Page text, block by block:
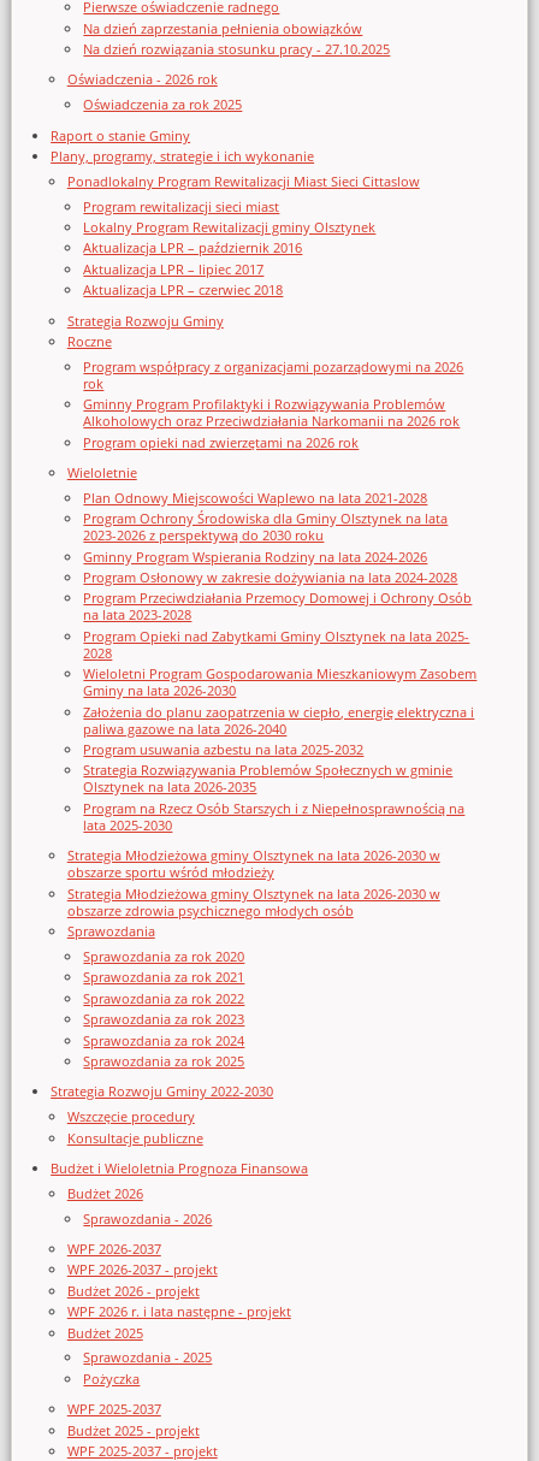
Pierwsze oświadczenie radnego
Na dzień zaprzestania pełnienia obowiązków
Na dzień rozwiązania stosunku pracy - 27.10.2025
Oświadczenia - 2026 rok
Oświadczenia za rok 2025
Raport o stanie Gminy
Plany, programy, strategie i ich wykonanie
Ponadlokalny Program Rewitalizacji Miast Sieci Cittaslow
Program rewitalizacji sieci miast
Lokalny Program Rewitalizacji gminy Olsztynek
Aktualizacja LPR – październik 2016
Aktualizacja LPR – lipiec 2017
Aktualizacja LPR – czerwiec 2018
Strategia Rozwoju Gminy
Roczne
Program współpracy z organizacjami pozarządowymi na 2026
rok
Gminny Program Profilaktyki i Rozwiązywania Problemów
Alkoholowych oraz Przeciwdziałania Narkomanii na 2026 rok
Program opieki nad zwierzętami na 2026 rok
Wieloletnie
Plan Odnowy Miejscowości Waplewo na lata 2021-2028
Program Ochrony Środowiska dla Gminy Olsztynek na lata
2023-2026 z perspektywą do 2030 roku
Gminny Program Wspierania Rodziny na lata 2024-2026
Program Osłonowy w zakresie dożywiania na lata 2024-2028
Program Przeciwdziałania Przemocy Domowej i Ochrony Osób
na lata 2023-2028
Program Opieki nad Zabytkami Gminy Olsztynek na lata 2025-
2028
Wieloletni Program Gospodarowania Mieszkaniowym Zasobem
Gminy na lata 2026-2030
Założenia do planu zaopatrzenia w ciepło, energię elektryczna i
paliwa gazowe na lata 2026-2040
Program usuwania azbestu na lata 2025-2032
Strategia Rozwiązywania Problemów Społecznych w gminie
Olsztynek na lata 2026-2035
Program na Rzecz Osób Starszych i z Niepełnosprawnością na
lata 2025-2030
Strategia Młodzieżowa gminy Olsztynek na lata 2026-2030 w
obszarze sportu wśród młodzieży
Strategia Młodzieżowa gminy Olsztynek na lata 2026-2030 w
obszarze zdrowia psychicznego młodych osób
Sprawozdania
Sprawozdania za rok 2020
Sprawozdania za rok 2021
Sprawozdania za rok 2022
Sprawozdania za rok 2023
Sprawozdania za rok 2024
Sprawozdania za rok 2025
Strategia Rozwoju Gminy 2022-2030
Wszczęcie procedury
Konsultacje publiczne
Budżet i Wieloletnia Prognoza Finansowa
Budżet 2026
Sprawozdania - 2026
WPF 2026-2037
WPF 2026-2037 - projekt
Budżet 2026 - projekt
WPF 2026 r. i lata następne - projekt
Budżet 2025
Sprawozdania - 2025
Pożyczka
WPF 2025-2037
Budżet 2025 - projekt
WPF 2025-2037 - projekt